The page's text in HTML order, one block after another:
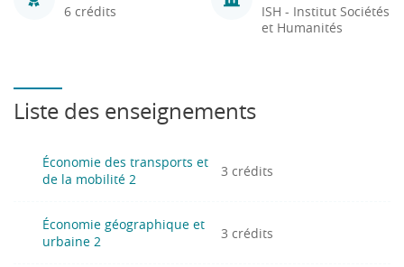
6 crédits
ISH - Institut Sociétés
et Humanités
Liste des enseignements
Économie des transports et
de la mobilité 2
3 crédits
Économie géographique et
urbaine 2
3 crédits